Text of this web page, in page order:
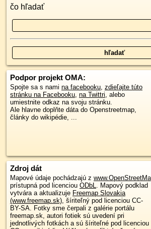
čo hľadať
Podpor projekt OMA:
Spojte sa s nami na facebooku, zdieľajte túto
stránku na Facebooku, na Twittri, alebo
umiestnite odkaz na svoju stránku.
Ale hlavne doplňte dáta do Openstreetmap,
články do wikipédie, ...
Zdroj dát
Mapové údaje pochádzajú z
prístupná pod licenciou ODbL. Mapový podklad
vytvára a aktualizuje Freemap Slovakia
(www.freemap.sk), šíriteľný pod licenciou CC-
BY-SA. Fotky sme čerpali z galérie portálu
freemap.sk, autori fotiek sú uvedení pri
jednotlivých fotkách a sú šíriteľné pod licenciou